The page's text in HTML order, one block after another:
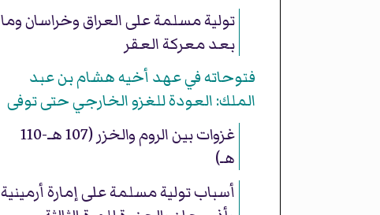
تولية مسلمة على العراق وخراسان وما
بعد معركة العقر
فتوحاته في عهد أخيه هشام بن عبد
الملك: العودة للغزو الخارجي حتى توفى
غزوات بين الروم والخزر (107 هـ-110
هـ)
أسباب تولية مسلمة على إمارة أرمينية